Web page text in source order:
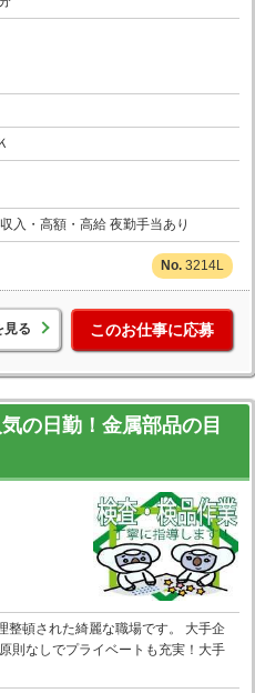
入・高額・高給 夜勤手当あり
3214L
見る このお仕事に応募
の日勤！金属部品の目
整頓された綺麗な職場です。 大手企
則なしでプライベートも充実！大手